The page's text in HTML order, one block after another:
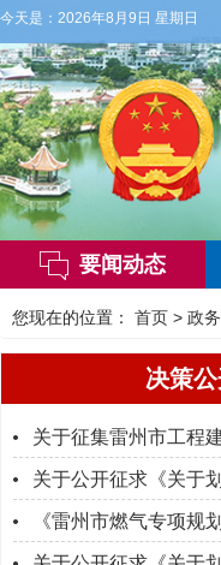
今天是： 2026年8月9日 星期日
白天，多云，局部有雷阵雨，
要闻动态
您现在的位置： 首页 > 政
决策
关于征集雷州市工程
关于公开征求《关于
《雷州市燃气专项规